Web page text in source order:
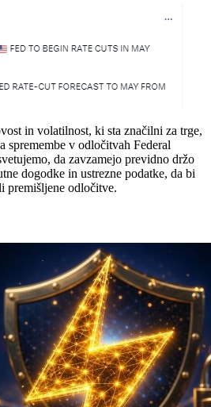
in volatilnost, ki sta značilni za trge,
spremembe v odločitvah Federal
da zavzamejo previdno držo
dogodke in ustrezne podatke, da bi
premišljene odločitve.